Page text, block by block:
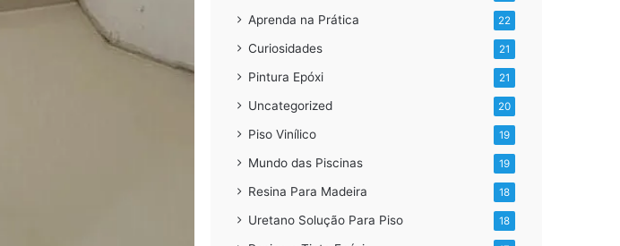
Aprenda na Prática 22
Curiosidades 21
Pintura Epóxi 21
Uncategorized 20
Piso Vinílico 19
Mundo das Piscinas 19
Resina Para Madeira 18
Uretano Solução Para Piso 18